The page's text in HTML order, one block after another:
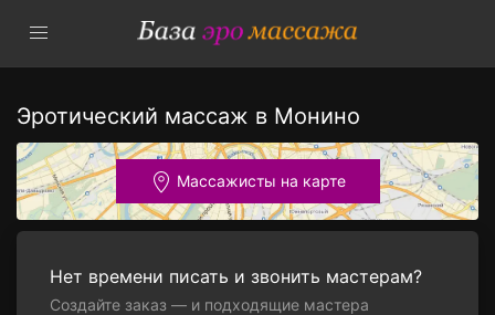
Эротический массаж в Монино
Массажисты на карте
Нет времени писать и звонить мастерам?
Создайте заказ — и подходящие мастера